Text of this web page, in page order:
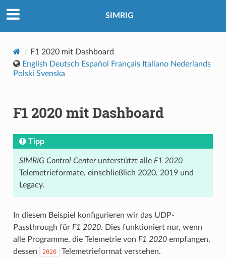
SIMRIG
F1 2020 mit Dashboard
English Deutsch Español Français Italiano Nederlands
Polski Svenska
F1 2020 mit Dashboard
Tipp
SIMRIG Control Centerunterstützt alle F1 2020
Telemetrieformate, einschließlich 2020, 2019 und
Legacy.
In diesem Beispiel konfigurieren wir das UDP-
Passthrough für F1 2020. Dies funktioniert nur, wenn
alle Programme, die Telemetrie von F1 2020empfangen,
dessen
2020 Telemetrieformat verstehen.